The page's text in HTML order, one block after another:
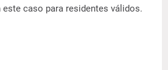
caso para residentes válidos.